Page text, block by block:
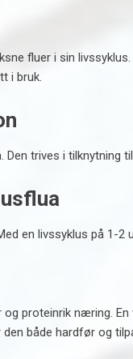
fluer i sin
i bruk.
Den trives i
en livssyklus på 1-
proteinrik næring.
både hardfør og